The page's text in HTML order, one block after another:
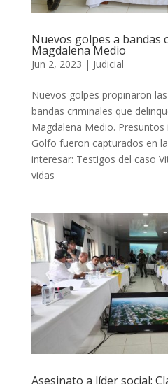
Nuevos golpes a bandas
Magdalena Medio
Jun 2, 2023 | Judicial
Nuevos golpes propinaron
bandas criminales que
Magdalena Medio.
Golfo fueron capturados en
interesar: Testigos del caso
vidas
Asesinato a líder social: